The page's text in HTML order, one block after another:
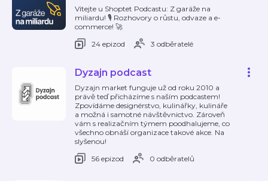
Vítejte u Shoptet Podcastu: Z garáže na
miliardu! 🎙️ Rozhovory o růstu, odvaze a e-
commerce! 🚀
24 epizod
3 odběratelé
Dyzajn podcast
Dyzajn market funguje už od roku 2010 a
právě teď přicházíme s naším podcastem!
Zpovídáme designérstvo, kulinářky, kulináře
a možná i samotné návštěvnictvo. Zároveň
vám s realizačním týmem poodhalujeme, co
všechno obnáší organizace takové akce. Na
slyšenou!
56 epizod
0 odběratelů